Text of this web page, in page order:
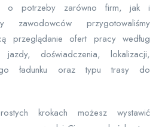
o potrzeby zarówno firm, jak i
zawodowców przygotowaliśmy
przeglądanie ofert pracy według
doświadczenia, lokalizacji,
ładunku oraz typu trasy do
krokach możesz wystawić